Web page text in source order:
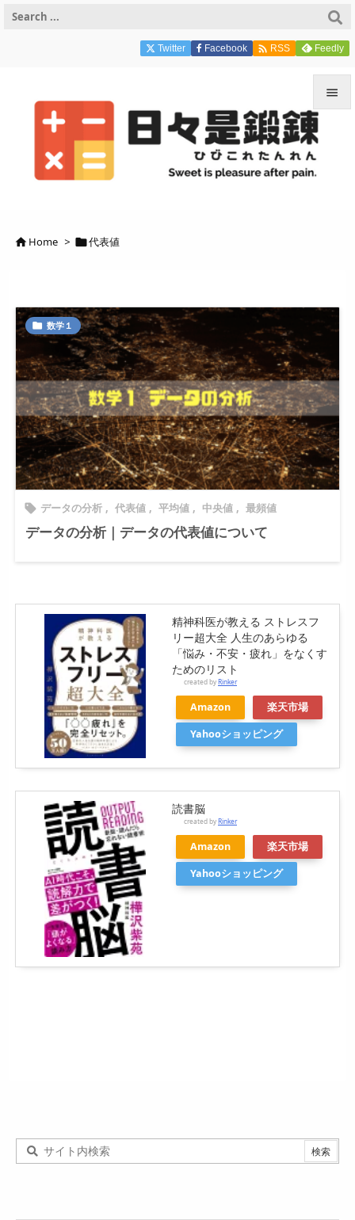

検索
Twitter Facebook  RSS Feedly
Home > 代表値
 数学１
 データの分析 , 代表値 , 平均値 , 中央値 , 最頻値
データの分析｜データの代表値について
精神科医が教える ストレスフ
リー超大全 人生のあらゆる
「悩み・不安・疲れ」をなくす
ためのリスト
created byRinker
Amazon
楽天市場
Yahooショッピング
読書脳
created byRinker
Amazon
楽天市場
Yahooショッピング